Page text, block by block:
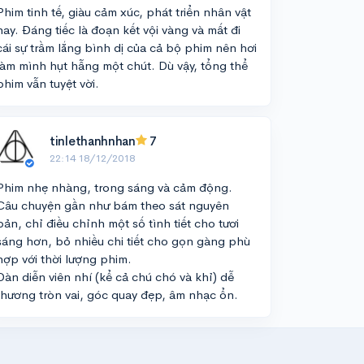
tinh tế, giàu cảm xúc, phát triển nhân vật
Đáng tiếc là đoạn kết vội vàng và mất đi
sự trầm lắng bình dị của cả bộ phim nên hơi
mình hụt hẫng một chút. Dù vậy, tổng thể
vẫn tuyệt vời.
tinlethanhnhan 7
22:14 18/12/2018
nhẹ nhàng, trong sáng và cảm động.
chuyện gần như bám theo sát nguyên
chỉ điều chỉnh một số tình tiết cho tươi
hơn, bỏ nhiều chi tiết cho gọn gàng phù
với thời lượng phim.
diễn viên nhí (kể cả chú chó và khỉ) dễ
tròn vai, góc quay đẹp, âm nhạc ổn.